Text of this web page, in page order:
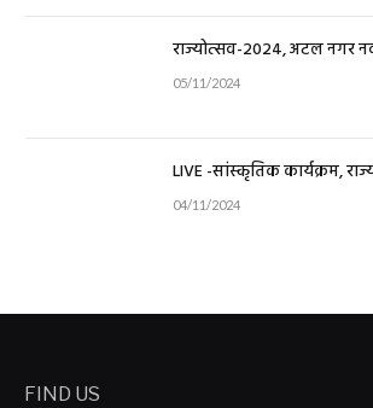
राज्योत्सव-2024, अटल नगर
05/11/2024
LIVE -सांस्कृतिक कार्यक्रम,
04/11/2024
FIND US